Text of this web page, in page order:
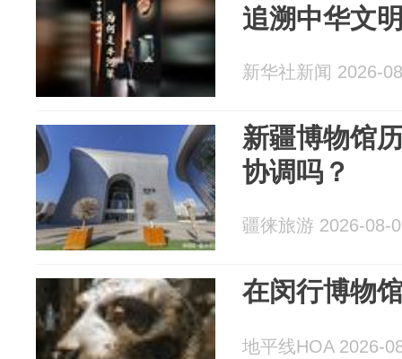
追溯中华文
新华社新闻 2026-
新疆博物馆
协调吗？
疆徕旅游 2026-08-
在闵行博物
地平线HOA 2026-